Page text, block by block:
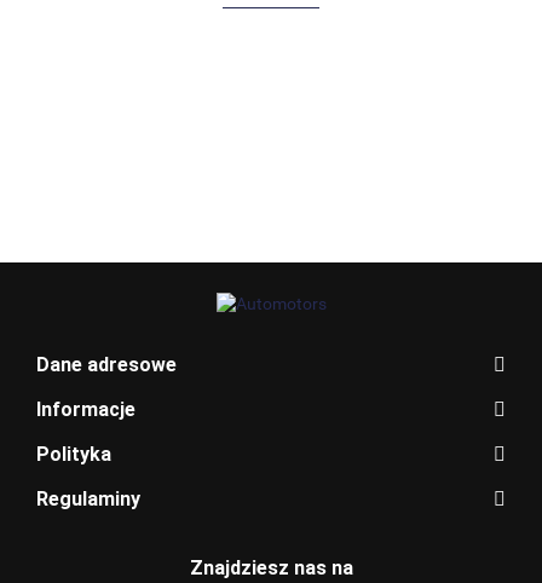
BENTLEY
Dane adresowe
Informacje
Polityka
Regulaminy
Znajdziesz nas na